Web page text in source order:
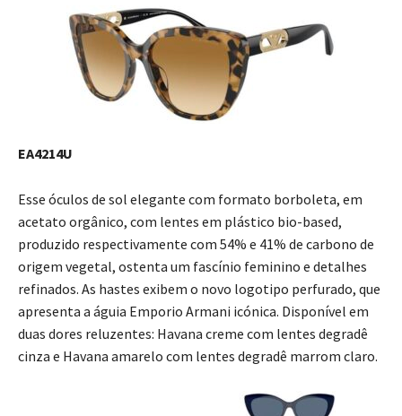
EA4214U
Esse óculos de sol elegante com formato borboleta, em
acetato orgânico, com lentes em plástico bio-based,
produzido respectivamente com 54% e 41% de carbono de
origem vegetal, ostenta um fascínio feminino e detalhes
refinados. As hastes exibem o novo logotipo perfurado, que
apresenta a águia Emporio Armani icónica. Disponível em
duas dores reluzentes: Havana creme com lentes degradê
cinza e Havana amarelo com lentes degradê marrom claro.